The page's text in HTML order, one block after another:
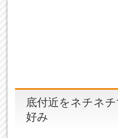
底付近をネチネ
好み